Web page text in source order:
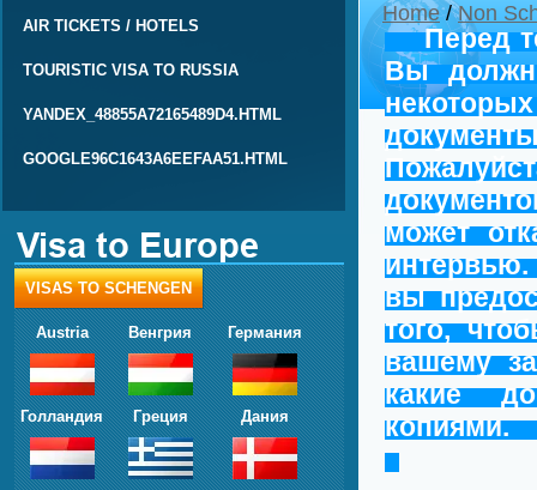
AIR TICKETS / HOTELS
TOURISTIC VISA TO RUSSIA
YANDEX_48855A72165489D4.HTML
GOOGLE96C1643A6EEFAA51.HTML
VISAS TO SCHENGEN
Austria Венгрия Германия
Голландия Греция Дания
Home/Non
Перед
Вы
может
интервью.
вы
того,
вашему
какие